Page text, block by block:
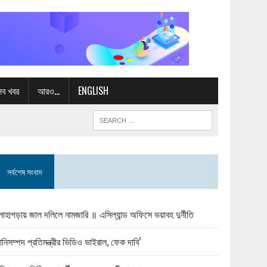
খবর আরও… ENGLISH
সর্বশেষ সংবাদ
জাল দলিলে নামজারি ॥ এসিল্যান্ড অফিসে ভয়াবহ দুর্নীতি
প্রতিমন্ত্রীর ভিডিও ভাইরাল, ফেক দাবি’